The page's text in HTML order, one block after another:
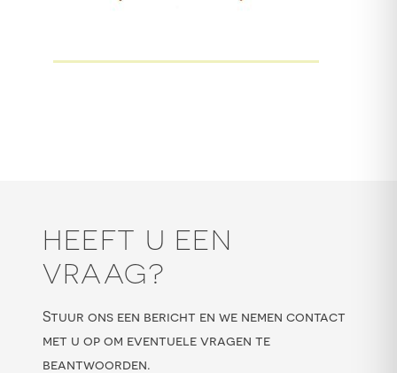
HEEFT U EEN
VRAAG?
Stuur ons een bericht en we nemen contact
met u op om eventuele vragen te
beantwoorden.